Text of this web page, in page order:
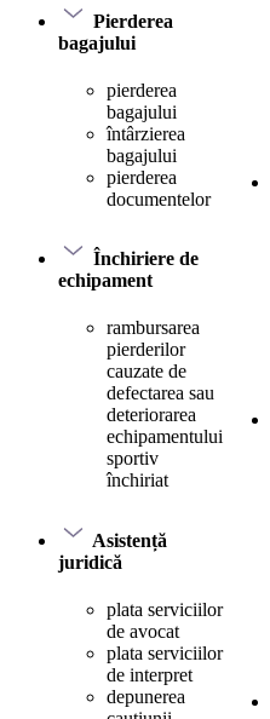
Pierderea
bagajului
pierderea
bagajului
întârzierea
bagajului
pierderea
documentelor
Închiriere de
echipament
rambursarea
pierderilor
cauzate de
defectarea sau
deteriorarea
echipamentului
sportiv
închiriat
Asistență
juridică
plata serviciilor
de avocat
plata serviciilor
de interpret
depunerea